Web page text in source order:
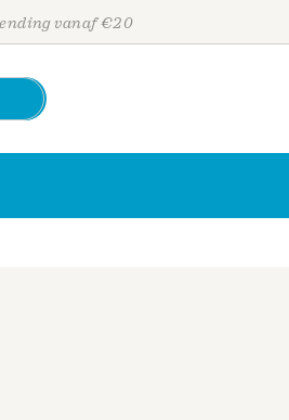
vanaf €20
Personen